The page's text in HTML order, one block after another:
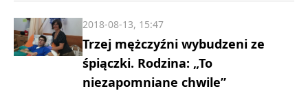
Trzej mężczyźni wybudzeni ze
śpiączki. Rodzina: „To
niezapomniane chwile”
2018-08-13, 15:47